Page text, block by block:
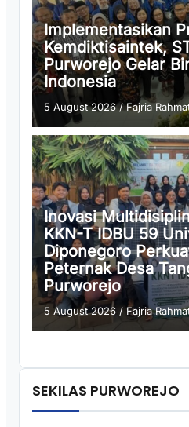
Implementasikan
Kemdiktisaintek,
Purworejo Gelar
Indonesia
5 August 2026/Fajria
Inovasi
KKN-T IDBU 59
Diponegoro
Peternak Desa
Purworejo
5 August 2026 /Fajria
SEKILAS PURWOREJO